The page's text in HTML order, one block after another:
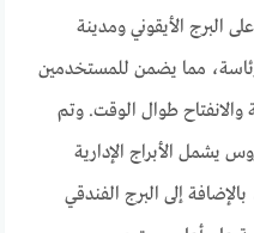
البرج الأيقوني ومدينة
مما يضمن للمستخدمين
طوال الوقت. وتم
يشمل الأبراج الإدارية
إلى البرج الفندقي